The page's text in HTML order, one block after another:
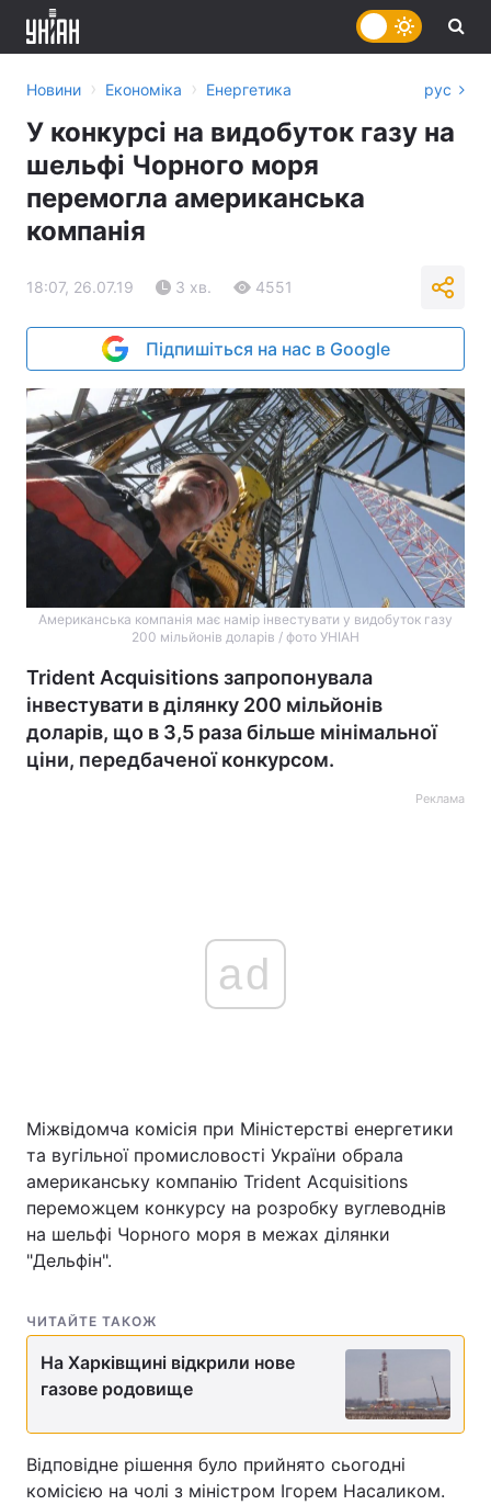
Україна Політика
Світ
Спорт Наука
Техно і зв'язок
Зброя
Здоров'я Туризм
Екологія Регіони
Новини › Економіка › Енергетика рус
У конкурсі на видобуток газу на
шельфі Чорного моря
перемогла американська
компанія
18:07, 26.07.19 3 хв. 4551
Підпишіться на нас в Google
Американська компанія має намір інвестувати у видобуток газу
200 мільйонів доларів / фото УНІАН
Trident Acquisitions запропонувала
інвестувати в ділянку 200 мільйонів
доларів, що в 3,5 раза більше мінімальної
ціни, передбаченої конкурсом.
Реклама
ad
Міжвідомча комісія при Міністерстві енергетики
та вугільної промисловості України обрала
американську компанію Trident Acquisitions
переможцем конкурсу на розробку вуглеводнів
на шельфі Чорного моря в межах ділянки
"Дельфін".
ЧИТАЙТЕ ТАКОЖ
На Харківщині відкрили нове
газове родовище
Відповідне рішення було прийнято сьогодні
комісією на чолі з міністром Ігорем Насаликом.